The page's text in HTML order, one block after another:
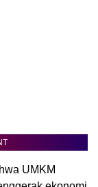
UMKM